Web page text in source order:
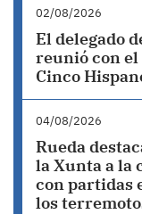
02/08/2026
El delegado
reunió con
Cinco
04/08/2026
Rueda
la Xunta a la
con partidas
los